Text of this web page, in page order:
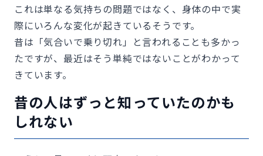
これは単なる気持ちの問題ではなく、身体の中で実
際にいろんな変化が起きているそうです。
昔は「気合いで乗り切れ」と言われることも多かっ
たですが、最近はそう単純ではないことがわかって
きています。
昔の人はずっと知っていたのかも
しれない